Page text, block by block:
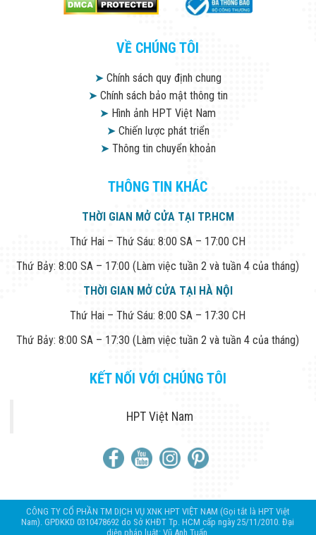
VỀ CHÚNG TÔI
➤Chính sách quy định chung
➤Chính sách bảo mật thông tin
➤ Hình ảnh HPT Việt Nam
➤Chiến lược phát triển
➤Thông tin chuyển khoản
THÔNG TIN KHÁC
THỜI GIAN MỞ CỬA TẠI TP.HCM
Thứ Hai – Thứ Sáu: 8:00 SA – 17:00 CH
Thứ Bảy: 8:00 SA – 17:00 (Làm việc tuần 2 và tuần 4 của tháng)
THỜI GIAN MỞ CỬA TẠI HÀ NỘI
Thứ Hai – Thứ Sáu: 8:00 SA – 17:30 CH
Thứ Bảy: 8:00 SA – 17:30 (Làm việc tuần 2 và tuần 4 của tháng)
KẾT NỐI VỚI CHÚNG TÔI
HPT Việt Nam
CÔNG TY CỔ PHẦN TM DỊCH VỤ XNK HPT VIỆT NAM (Gọi tắt là HPT Việt
Nam). GPDKKD 0310478692 do Sở KHĐT Tp. HCM cấp ngày 25/11/2010. Đại
diện pháp luật: Vũ Anh Tuấn.